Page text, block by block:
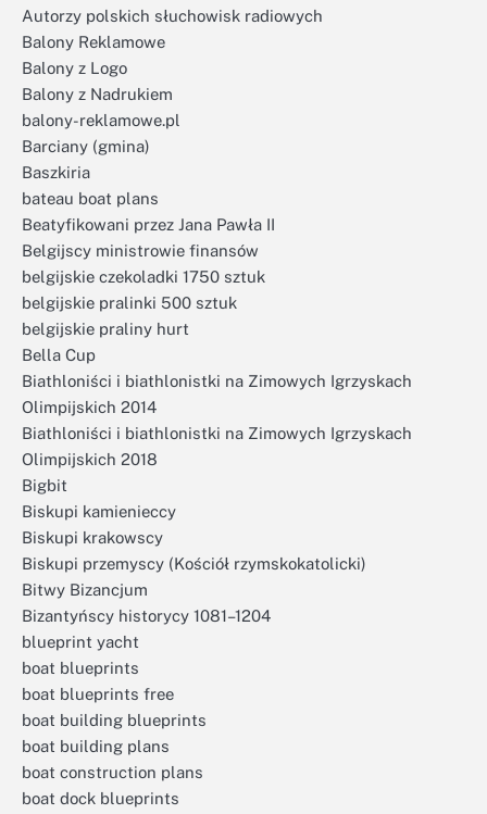
Autorzy polskich słuchowisk radiowych
Balony Reklamowe
Balony z Logo
Balony z Nadrukiem
balony-reklamowe.pl
Barciany (gmina)
Baszkiria
bateau boat plans
Beatyfikowani przez Jana Pawła II
Belgijscy ministrowie finansów
belgijskie czekoladki 1750 sztuk
belgijskie pralinki 500 sztuk
belgijskie praliny hurt
Bella Cup
Biathloniści i biathlonistki na Zimowych Igrzyskach
Olimpijskich 2014
Biathloniści i biathlonistki na Zimowych Igrzyskach
Olimpijskich 2018
Bigbit
Biskupi kamienieccy
Biskupi krakowscy
Biskupi przemyscy (Kościół rzymskokatolicki)
Bitwy Bizancjum
Bizantyńscy historycy 1081–1204
blueprint yacht
boat blueprints
boat blueprints free
boat building blueprints
boat building plans
boat construction plans
boat dock blueprints